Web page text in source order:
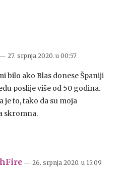
— 27. srpnja 2020. u 00:57
bilo ako Blas donese Španiji
poslije više od 50 godina.
je to, tako da su moja
skromna.
— 26. srpnja 2020. u 15:09